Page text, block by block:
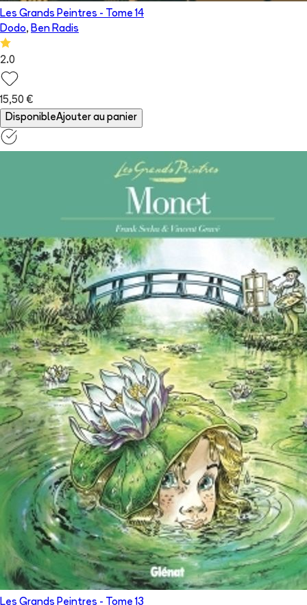
Les Grands Peintres - Tome 14
Dodo, Ben Radis
2.0
15,50 €
DisponibleAjouter au panier
Les Grands Peintres - Tome 13